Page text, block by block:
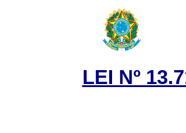
LEI Nº